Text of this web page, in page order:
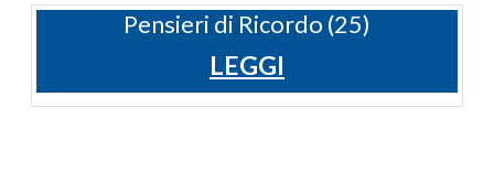
Pensieri di Ricordo (25)
LEGGI